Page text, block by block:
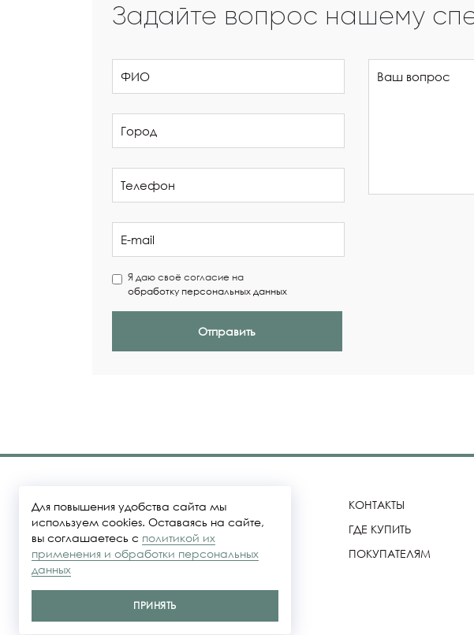
Задайте вопрос нашему
Я даю своё согласие на
обработку персональных данных
Отправить
Политика конфидециальности
являются публичной офертой
КОНТАКТЫ
ГДЕ КУПИТЬ
ПОКУПАТЕЛЯМ
Для повышения удобства сайта мы
используем cookies. Оставаясь на сайте,
вы соглашаетесь с политикой их
применения и обработки персональных
данных
ПРИНЯТЬ